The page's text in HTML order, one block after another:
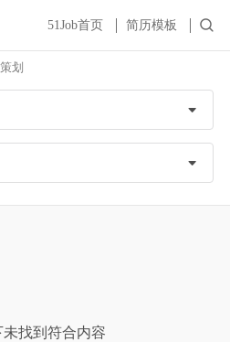
51Job首页 简历模板
划
找到符合内容